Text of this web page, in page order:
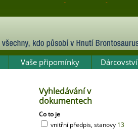
Vaše připomínky Dárcovství
Vyhledávání v
dokumentech
Co to je
vnitřní předpis, stanovy 13